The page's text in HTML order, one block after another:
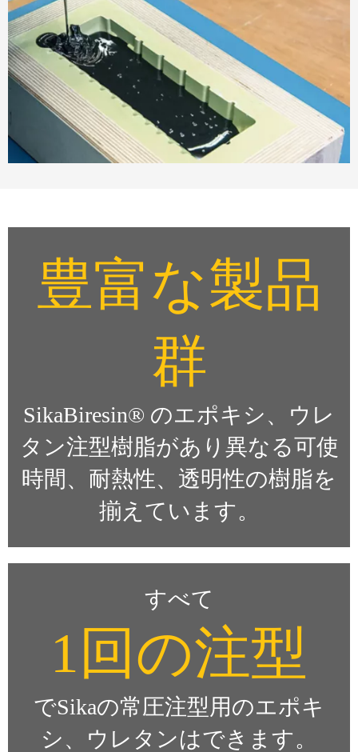
豊富な製品
群
SikaBiresin® のエポキシ、ウレ
タン注型樹脂があり異なる可使
時間、耐熱性、透明性の樹脂を
揃えています。
すべて
1回の注型
でSikaの常圧注型用のエポキ
シ、ウレタンはできます。